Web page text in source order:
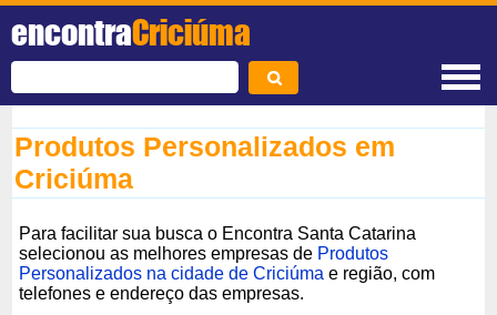
encontraCriciúma
Produtos Personalizados em
Criciúma
Para facilitar sua busca o Encontra Santa Catarina
selecionou as melhores empresas de Produtos
Personalizados na cidade de Criciúma e região, com
telefones e endereço das empresas.